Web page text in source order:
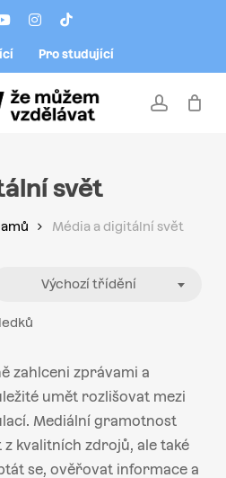
instagram
tiktok
Pro studující
account
svět
Média a digitální svět
Výchozí třídění
zahlceni zprávami a
umět rozlišovat mezi
Mediální gramotnost
kvalitních zdrojů, ale také
se, ověřovat informace a